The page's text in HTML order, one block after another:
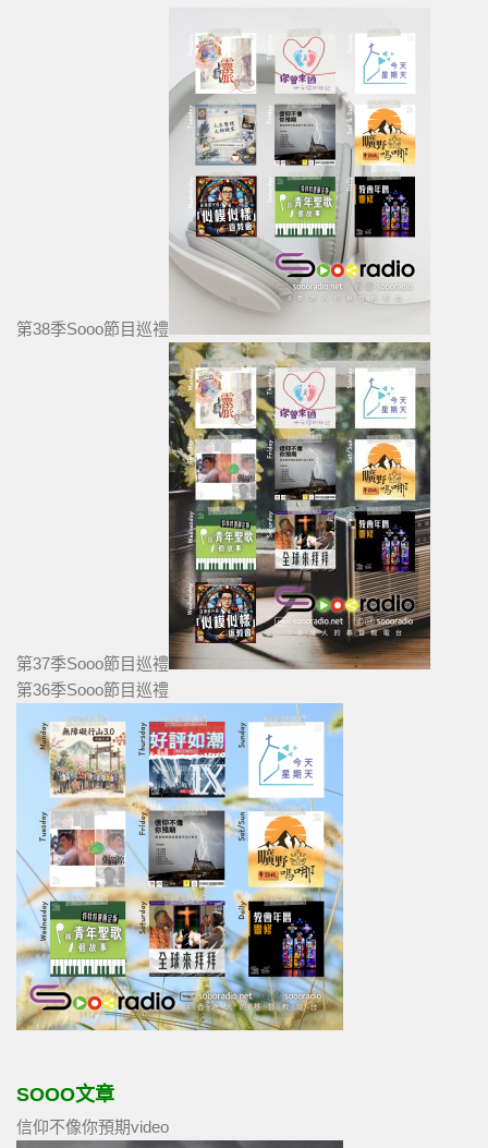
第38季Sooo節目巡禮
第37季Sooo節目巡禮
第36季Sooo節目巡禮
SOOO文章
信仰不像你預期video